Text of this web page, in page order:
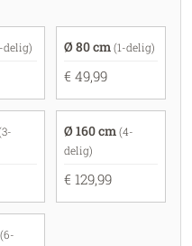
delig) Ø 80 cm (1-delig)
€ 49,99
Ø 160 cm (4-
delig)
€ 129,99
(6-